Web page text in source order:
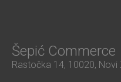
Šepić Commerce
Rastočka 14, 10020, Novi